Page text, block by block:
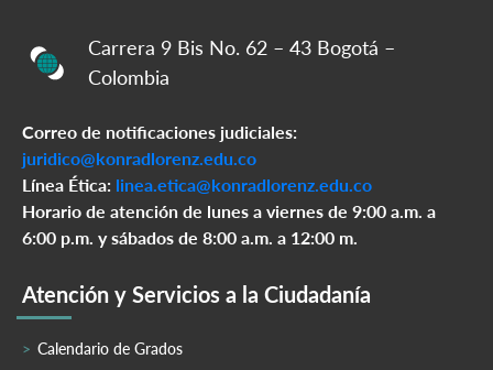
Carrera 9 Bis No. 62 – 43 Bogotá –
Colombia
Correo de notificaciones judiciales:
juridico@konradlorenz.edu.co
Línea Ética: linea.etica@konradlorenz.edu.co
Horario de atención de lunes a viernes de 9:00 a.m. a
6:00 p.m. y sábados de 8:00 a.m. a 12:00 m.
Atención y Servicios a la Ciudadanía
Calendario de Grados